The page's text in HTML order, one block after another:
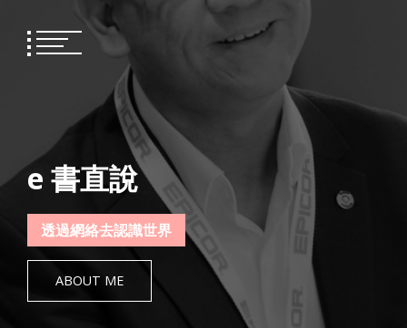
content
e 書直說
透過網絡去認識世界
ABOUT ME